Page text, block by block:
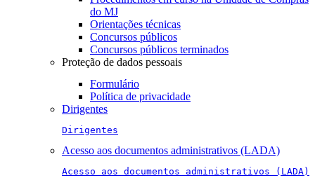
do MJ
Orientações técnicas
Concursos públicos
Concursos públicos terminados
Proteção de dados pessoais
Formulário
Política de privacidade
Dirigentes
Dirigentes
Acesso aos documentos administrativos (LADA)
Acesso aos documentos administrativos (LADA)